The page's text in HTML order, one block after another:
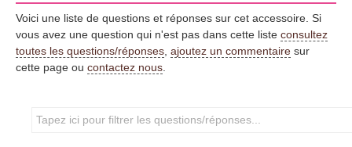
Voici une liste de questions et réponses sur cet accessoire. Si
vous avez une question qui n'est pas dans cette liste consultez
toutes les questions/réponses ajoutez un commentaire sur
cette page ou contactez nous